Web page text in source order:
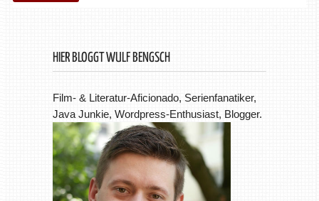
HIER BLOGGT WULF BENGSCH
Film- & Literatur-Aficionado, Serienfanatiker,
Java Junkie, Wordpress-Enthusiast, Blogger.